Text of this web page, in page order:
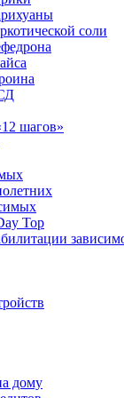
соли
шагов»
Top
дому